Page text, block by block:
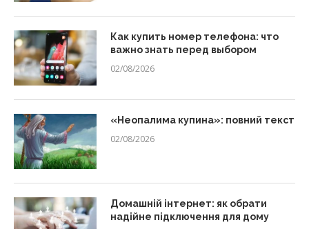
Как купить номер телефона: что
важно знать перед выбором
02/08/2026
«Неопалима купина»: повний текст
02/08/2026
Домашній інтернет: як обрати
надійне підключення для дому